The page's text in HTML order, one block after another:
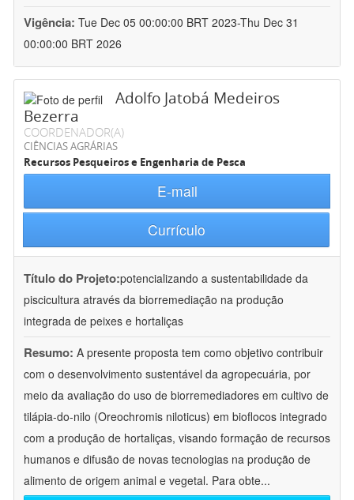
Vigência: Tue Dec 05 00:00:00 BRT 2023-Thu Dec 31
00:00:00 BRT 2026
Adolfo Jatobá Medeiros
Bezerra
COORDENADOR(A)
CIÊNCIAS AGRÁRIAS
Recursos Pesqueiros e Engenharia de Pesca
E-mail
Currículo
Título do Projeto:potencializando a sustentabilidade da
piscicultura através da biorremediação na produção
integrada de peixes e hortaliças
Resumo: A presente proposta tem como objetivo contribuir
com o desenvolvimento sustentável da agropecuária, por
meio da avaliação do uso de biorremediadores em cultivo de
tilápia-do-nilo (Oreochromis niloticus) em bioflocos integrado
com a produção de hortaliças, visando formação de recursos
humanos e difusão de novas tecnologias na produção de
alimento de origem animal e vegetal. Para obte...